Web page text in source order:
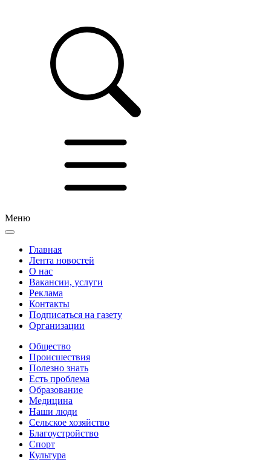
Меню
Главная
Лента новостей
О нас
Вакансии, услуги
Реклама
Контакты
Подписаться на газету
Организации
Общество
Происшествия
Полезно знать
Есть проблема
Образование
Медицина
Наши люди
Сельское хозяйство
Благоустройство
Спорт
Культура